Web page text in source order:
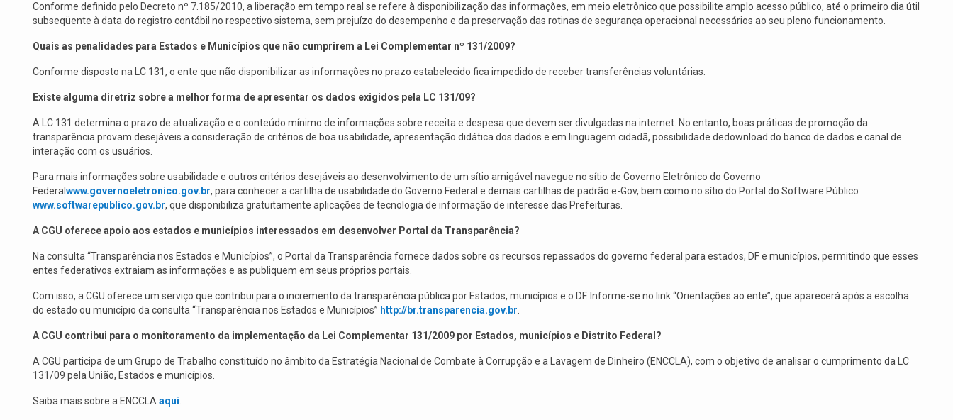
Conforme definido pelo Decreto nº 7.185/2010, a liberação em tempo real se refere à disponibilização das informações, em meio eletrônico que possibilite amplo acesso público, até o primeiro dia útil
subseqüente à data do registro contábil no respectivo sistema, sem prejuízo do desempenho e da preservação das rotinas de segurança operacional necessários ao seu pleno funcionamento.
Quais as penalidades para Estados e Municípios que não cumprirem a Lei Complementar nº 131/2009?
Conforme disposto na LC 131, o ente que não disponibilizar as informações no prazo estabelecido fica impedido de receber transferências voluntárias.
Existe alguma diretriz sobre a melhor forma de apresentar os dados exigidos pela LC 131/09?
A LC 131 determina o prazo de atualização e o conteúdo mínimo de informações sobre receita e despesa que devem ser divulgadas na internet. No entanto, boas práticas de promoção da
transparência provam desejáveis a consideração de critérios de boa usabilidade, apresentação didática dos dados e em linguagem cidadã, possibilidade dedownload do banco de dados e canal de
interação com os usuários.
Para mais informações sobre usabilidade e outros critérios desejáveis ao desenvolvimento de um sítio amigável navegue no sítio de Governo Eletrônico do Governo
Federal www.governoeletronico.gov.br, para conhecer a cartilha de usabilidade do Governo Federal e demais cartilhas de padrão e-Gov, bem como no sítio do Portal do Software Público
www.softwarepublico.gov.br, que disponibiliza gratuitamente aplicações de tecnologia de informação de interesse das Prefeituras.
A CGU oferece apoio aos estados e municípios interessados em desenvolver Portal da Transparência?
Na consulta “Transparência nos Estados e Municípios”, o Portal da Transparência fornece dados sobre os recursos repassados do governo federal para estados, DF e municípios, permitindo que esses
entes federativos extraiam as informações e as publiquem em seus próprios portais.
Com isso, a CGU oferece um serviço que contribui para o incremento da transparência pública por Estados, municípios e o DF. Informe-se no link “Orientações ao ente”, que aparecerá após a escolha
do estado ou município da consulta “Transparência nos Estados e Municípios” http://br.transparencia.gov.br
A CGU contribui para o monitoramento da implementação da Lei Complementar 131/2009 por Estados, municípios e Distrito Federal?
A CGU participa de um Grupo de Trabalho constituído no âmbito da Estratégia Nacional de Combate à Corrupção e a Lavagem de Dinheiro (ENCCLA), com o objetivo de analisar o cumprimento da LC
131/09 pela União, Estados e municípios.
Saiba mais sobre a ENCCLA aqui